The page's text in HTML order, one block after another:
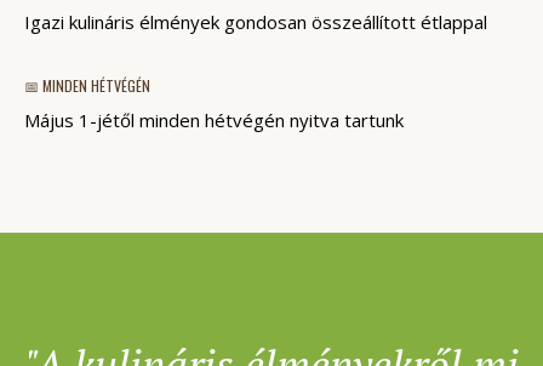
Igazi kulináris élmények gondosan összeállított étlappal
📅 MINDEN HÉTVÉGÉN
Május 1-jétől minden hétvégén nyitva tartunk